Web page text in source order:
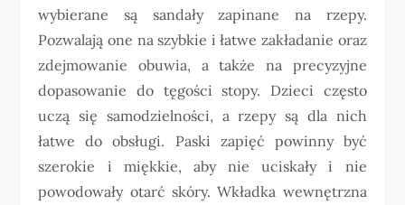
wybierane są sandały zapinane na rzepy.
Pozwalają one na szybkie i łatwe zakładanie oraz
zdejmowanie obuwia, a także na precyzyjne
dopasowanie do tęgości stopy. Dzieci często
uczą się samodzielności, a rzepy są dla nich
łatwe do obsługi. Paski zapięć powinny być
szerokie i miękkie, aby nie uciskały i nie
powodowały otarć skóry. Wkładka wewnętrzna